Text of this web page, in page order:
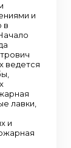
и
в
ведется
лавки,
и